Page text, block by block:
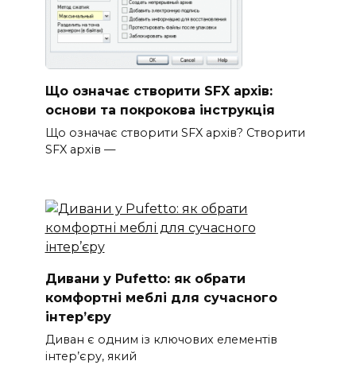
Що означає створити SFX архів:
основи та покрокова інструкція
Що означає створити SFX архів? Створити
SFX архів —
Дивани у Pufetto: як обрати
комфортні меблі для сучасного
інтер’єру
Диван є одним із ключових елементів
інтер’єру, який